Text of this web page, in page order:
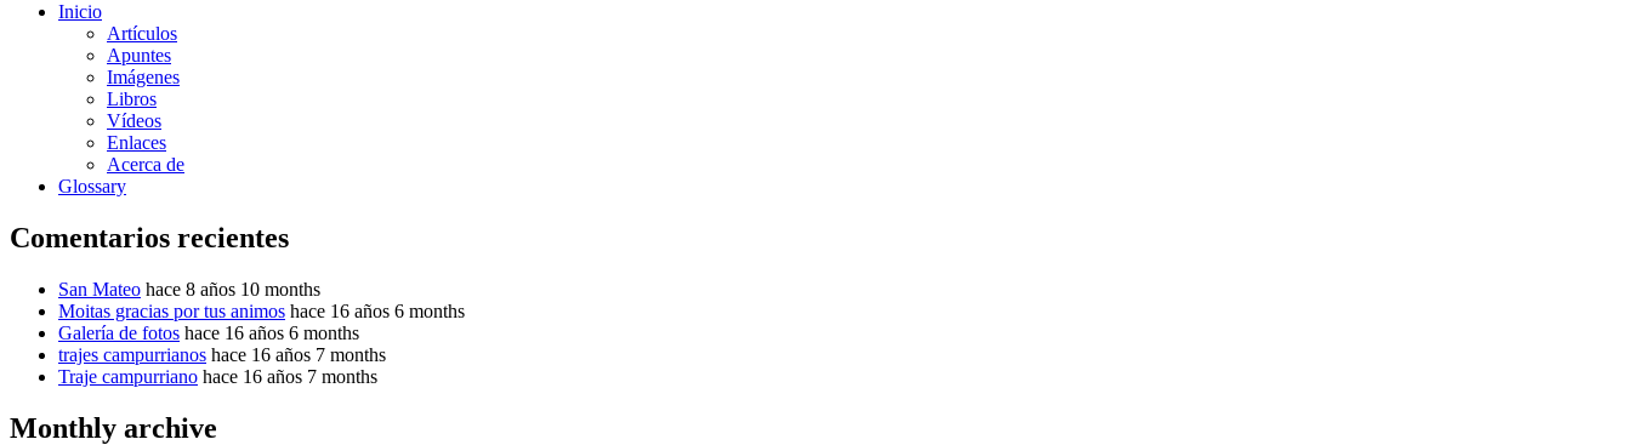
Inicio
Artículos
Apuntes
Imágenes
Libros
Vídeos
Enlaces
Acerca de
Glossary
Comentarios recientes
San Mateo hace 8 años 10 months
Moitas gracias por tus animos hace 16 años 6 months
Galería de fotos hace 16 años 6 months
trajes campurrianos hace 16 años 7 months
Traje campurriano hace 16 años 7 months
Monthly archive